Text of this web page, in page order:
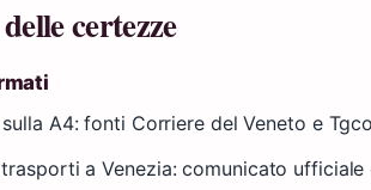
certezze
A4: fonti Corriere del Veneto e
a Venezia: comunicato ufficiale